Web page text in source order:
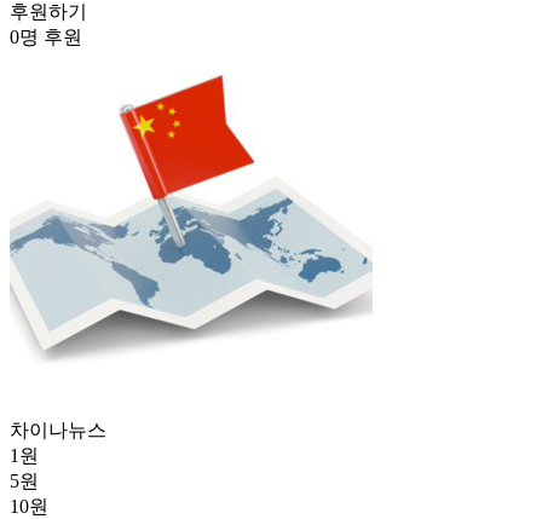
후원하기
0명 후원
차이나뉴스
1 원
5원
10원